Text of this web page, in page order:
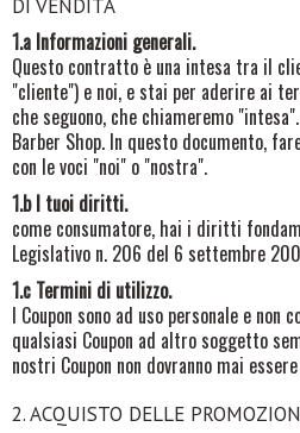
DI VENDITA
1.a Informazioni generali.
Questo contratto è una intesa tra il
"cliente") e noi, e stai per aderire ai
che seguono, che chiameremo
Barber Shop. In questo documento,
con le voci "noi" o "nostra".
1.b I tuoi diritti.
come consumatore, hai i diritti
Legislativo n. 206 del 6 settembre
1.c Termini di utilizzo.
I Coupon sono ad uso personale e
qualsiasi Coupon ad altro soggetto
nostri Coupon non dovranno mai
2. ACQUISTO DELLE